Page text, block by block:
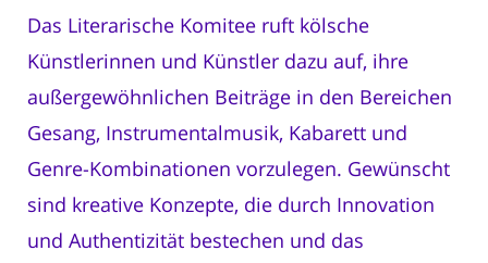
Das Literarische Komitee ruft kölsche
Künstlerinnen und Künstler dazu auf, ihre
außergewöhnlichen Beiträge in den Bereichen
Gesang, Instrumentalmusik, Kabarett und
Genre-Kombinationen vorzulegen. Gewünscht
sind kreative Konzepte, die durch Innovation
und Authentizität bestechen und das